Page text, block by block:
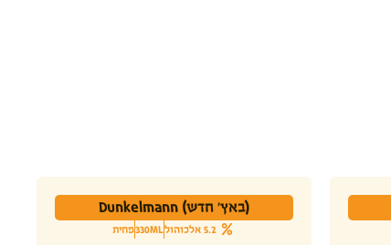
(באץ' חדש) Dunkelmann
5.2 אלכוהול 330MLפחית